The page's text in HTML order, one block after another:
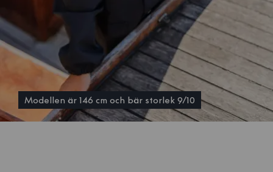
Modellen är 146 cm och bär storlek 9/10